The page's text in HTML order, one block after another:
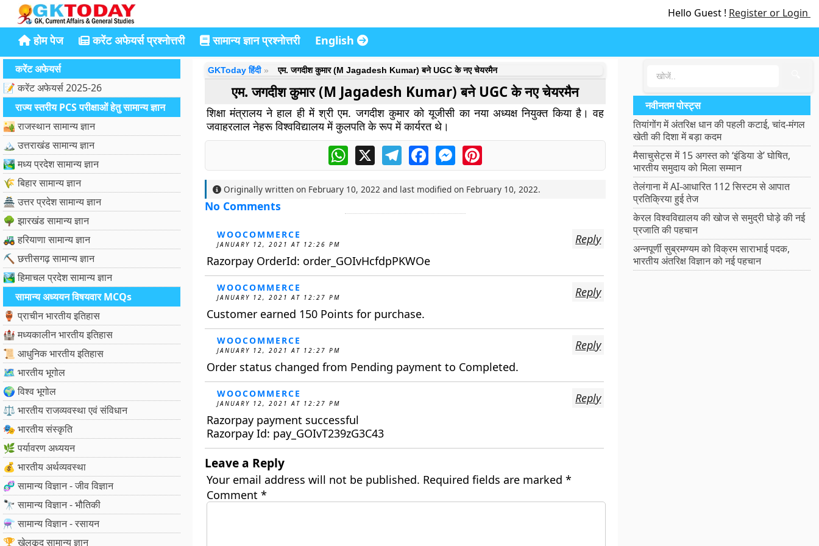
Hello Guest ! Register or Login
होम पेज करेंट अफेयर्स प्रश्नोत्तरी सामान्य ज्ञान प्रश्नोत्तरी English
करेंट अफेयर्स
📝 करेंट अफेयर्स 2025-26
राज्य स्तरीय PCS परीक्षाओं हेतु सामान्य ज्ञान
🏜️ राजस्थान सामान्य ज्ञान
🏔️ उत्तराखंड सामान्य ज्ञान
🏞️ मध्य प्रदेश सामान्य ज्ञान
🌾 बिहार सामान्य ज्ञान
🏯 उत्तर प्रदेश सामान्य ज्ञान
🌳 झारखंड सामान्य ज्ञान
🚜 हरियाणा सामान्य ज्ञान
⛏️ छत्तीसगढ़ सामान्य ज्ञान
🏞️ हिमाचल प्रदेश सामान्य ज्ञान
सामान्य अध्ययन विषयवार MCQs
🏺 प्राचीन भारतीय इतिहास
🏰 मध्यकालीन भारतीय इतिहास
📜 आधुनिक भारतीय इतिहास
🗺️ भारतीय भूगोल
🌍 विश्व भूगोल
⚖️ भारतीय राजव्यवस्था एवं संविधान
🎭 भारतीय संस्कृति
🌿 पर्यावरण अध्ययन
💰 भारतीय अर्थव्यवस्था
🧬 सामान्य विज्ञान - जीव विज्ञान
🔭 सामान्य विज्ञान - भौतिकी
⚗️ सामान्य विज्ञान - रसायन
🏆 खेलकूद सामान्य ज्ञान
GKToday हिंदी एम. जगदीश कुमार (M Jagadesh Kumar) बने UGC के नए चेयरमैन
एम. जगदीश कुमार (M Jagadesh Kumar) बने UGC के नए चेयरमैन
शिक्षा मंत्रालय ने हाल ही में श्री एम. जगदीश कुमार को यूजीसी का नया अध्यक्ष नियुक्त किया है।वह
जवाहरलाल नेहरू विश्वविद्यालय में कुलपति के रूप में कार्यरत थे।
WhatsApp
X TelegramFacebookMessengerPinterest
Originally written on February 10, 2022 and last modified on February 10, 2022.
No Comments
WOOCOMMERCE
JANUARY 12, 2021 AT 12:26 PM
Razorpay OrderId: order_GOIvHcfdpPKWOe
Reply
WOOCOMMERCE
JANUARY 12, 2021 AT 12:27 PM
Customer earned 150 Points for purchase.
Reply
WOOCOMMERCE
JANUARY 12, 2021 AT 12:27 PM
Order status changed from Pending payment to Completed.
Reply
WOOCOMMERCE
JANUARY 12, 2021 AT 12:27 PM
Razorpay payment successful
Razorpay Id: pay_GOIvT239zG3C43
Reply
Leave a Reply
Your email address will not be published. Required fields are marked *
Comment *
नवीनतम पोस्ट्स
तियांगोंग में अंतरिक्ष धान की पहली कटाई, चांद-मंगल
खेती की दिशा में बड़ा कदम
मैसाचुसेट्स में 15 अगस्त को ‘इंडिया डे’ घोषित,
भारतीय समुदाय को मिला सम्मान
तेलंगाना में AI-आधारित 112 सिस्टम से आपात
प्रतिक्रिया हुई तेज
केरल विश्वविद्यालय की खोज से समुद्री घोड़े की नई
प्रजाति की पहचान
अन्नपूर्णी सुब्रमण्यम को विक्रम साराभाई पदक,
भारतीय अंतरिक्ष विज्ञान को नई पहचान